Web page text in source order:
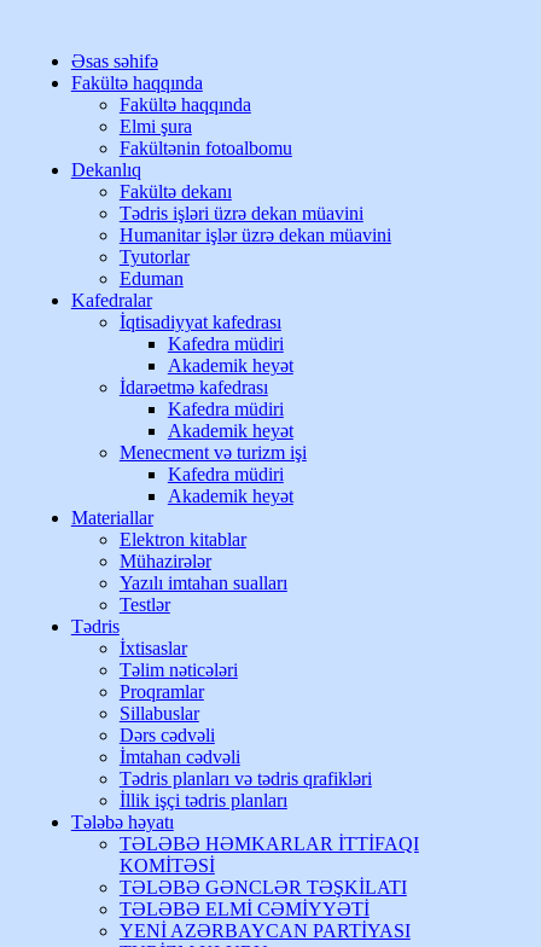
Əsas səhifə
Fakültə haqqında
Fakültə haqqında
Elmi şura
Fakültənin fotoalbomu
Dekanlıq
Fakültə dekanı
Tədris işləri üzrə dekan müavini
Humanitar işlər üzrə dekan müavini
Tyutorlar
Eduman
Kafedralar
İqtisadiyyat kafedrası
Kafedra müdiri
Akademik heyət
İdarəetmə kafedrası
Kafedra müdiri
Akademik heyət
Menecment və turizm işi
Kafedra müdiri
Akademik heyət
Materiallar
Elektron kitablar
Mühazirələr
Yazılı imtahan sualları
Testlər
Tədris
İxtisaslar
Təlim nəticələri
Proqramlar
Sillabuslar
Dərs cədvəli
İmtahan cədvəli
Tədris planları və tədris qrafikləri
İllik işçi tədris planları
Tələbə həyatı
TƏLƏBƏ HƏMKARLAR İTTİFAQI
KOMİTƏSİ
TƏLƏBƏ GƏNCLƏR TƏŞKİLATI
TƏLƏBƏ ELMİ CƏMİYYƏTİ
YENİ AZƏRBAYCAN PARTİYASI